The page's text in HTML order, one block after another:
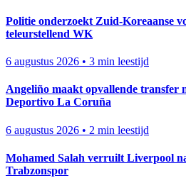
Politie onderzoekt Zuid-Koreaanse
teleurstellend WK
6 augustus 2026 • 3 min leestijd
Angeliño maakt opvallende transfer
Deportivo La Coruña
6 augustus 2026 • 2 min leestijd
Mohamed Salah verruilt Liverpool
Trabzonspor